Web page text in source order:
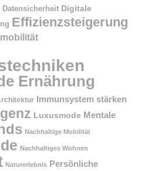
Datensicherheit Digitale
Effizienzsteigerung
Ernährung
Immunsystem stärken
Luxusmode Mentale
Nachhaltige Mobilität
Nachhaltiges Wohnen
Naturerlebnis Persönliche